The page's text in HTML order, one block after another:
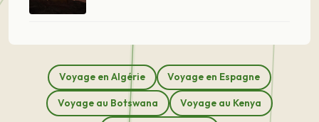
Voyage en Algérie Voyage en Espagne
Voyage au Botswana Voyage au Kenya